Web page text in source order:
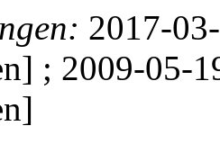
2017-
; 2009-05-